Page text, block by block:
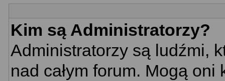
Kim są Administratorzy?
Administratorzy są ludźmi,
nad całym forum. Mogą